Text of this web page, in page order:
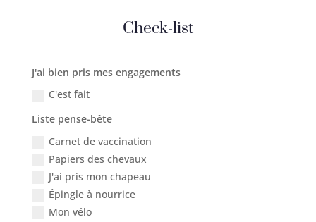
Check-list
J'ai bien pris mes engagements
C'est fait
Liste pense-bête
Carnet de vaccination
Papiers des chevaux
J'ai pris mon chapeau
Épingle à nourrice
Mon vélo